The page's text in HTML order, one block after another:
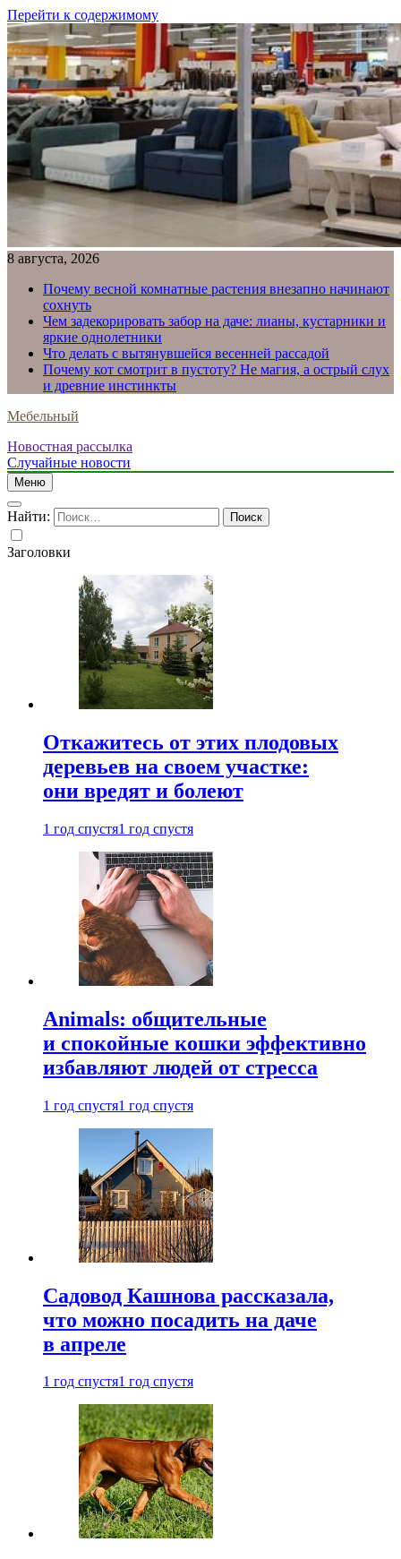
Перейти к содержимому
8 августа, 2026
Почему весной комнатные растения внезапно начинают
сохнуть
Чем задекорировать забор на даче: лианы, кустарники и
яркие однолетники
Что делать с вытянувшейся весенней рассадой
Почему кот смотрит в пустоту? Не магия, а острый слух
и древние инстинкты
Мебельный
Новостная рассылка
Случайные новости
Меню
Найти:
Заголовки
Откажитесь от этих плодовых
деревьев на своем участке:
они вредят и болеют
1 год спустя1 год спустя
Animals: общительные
и спокойные кошки эффективно
избавляют людей от стресса
1 год спустя1 год спустя
Садовод Кашнова рассказала,
что можно посадить на даче
в апреле
1 год спустя1 год спустя